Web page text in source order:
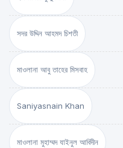
সদর উদ্দিন আহমদ চিশতী
মাওলানা আবু তাহের মিসবাহ
Saniyasnain Khan
মাওলানা মুহাম্মদ যাইনুল আবিদীন